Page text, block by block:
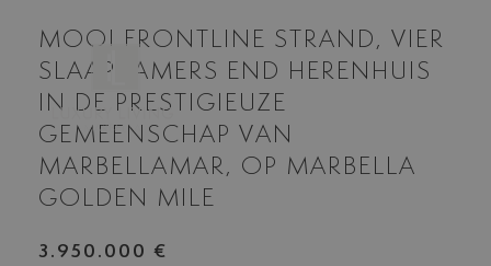
MOOI FRONTLINE STRAND, VIER
SLAAPKAMERS END HERENHUIS
IN DE PRESTIGIEUZE
GEMEENSCHAP VAN
MARBELLAMAR, OP MARBELLA
GOLDEN MILE
3.950.000 €